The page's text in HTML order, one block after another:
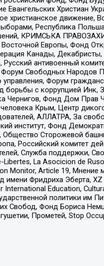
Христиан
христианское движение,
Республика
КРИМСЬКА
Восточной Европы, Фонд
Канады, Декабристы,
антивоенный
Свободных Народов
Форум
борьбы с коррупцией Инк,
Чернигов, Фонд Дом Прав
Крым, Центр
АЛЛАТРА, За
институт, Фонд
Общество Сторожевой
Российский комитет
Служба поддержки,
La Asocicion de
Monitor, Article 19, Мнение
имени Фридриха Эберта, XZ
Education,
политики им
Свобод, Фонд Бориса
Прометей, Stop